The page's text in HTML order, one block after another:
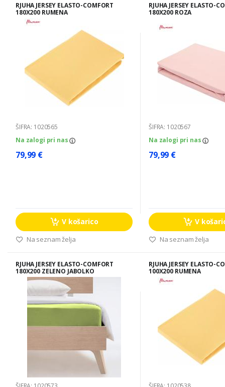
RJUHA JERSEY ELASTO-COMFORT
180X200 RUMENA
ŠIFRA: 1020565
Na zalogi pri nas
79,99 €
V košarico
Na seznam želja
RJUHA JERSEY ELASTO-
180X200 ROZA
ŠIFRA: 1020567
Na zalogi pri nas
79,99 €
V
Na seznam želja
RJUHA JERSEY ELASTO-COMFORT
180X200 ZELENO JABOLKO
RJUHA JERSEY ELASTO-
100X200 RUMENA